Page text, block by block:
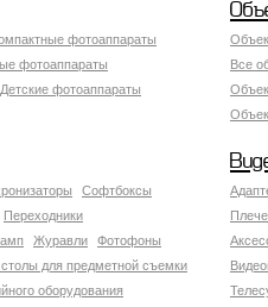
фотоаппараты
фотоаппараты
Детские фотоаппараты
Все
Софтбоксы
Переходники
Журавли
Фотофоны
для предметной съемки
оборудования